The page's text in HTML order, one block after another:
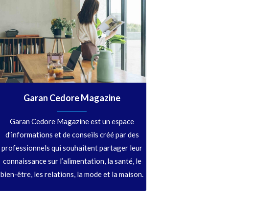
Garan Cedore Magazine
Garan Cedore Magazine est un espace
d’informations et de conseils créé par des
professionnels qui souhaitent partager leur
connaissance sur l’alimentation, la santé, le
bien-être, les relations, la mode et la maison.